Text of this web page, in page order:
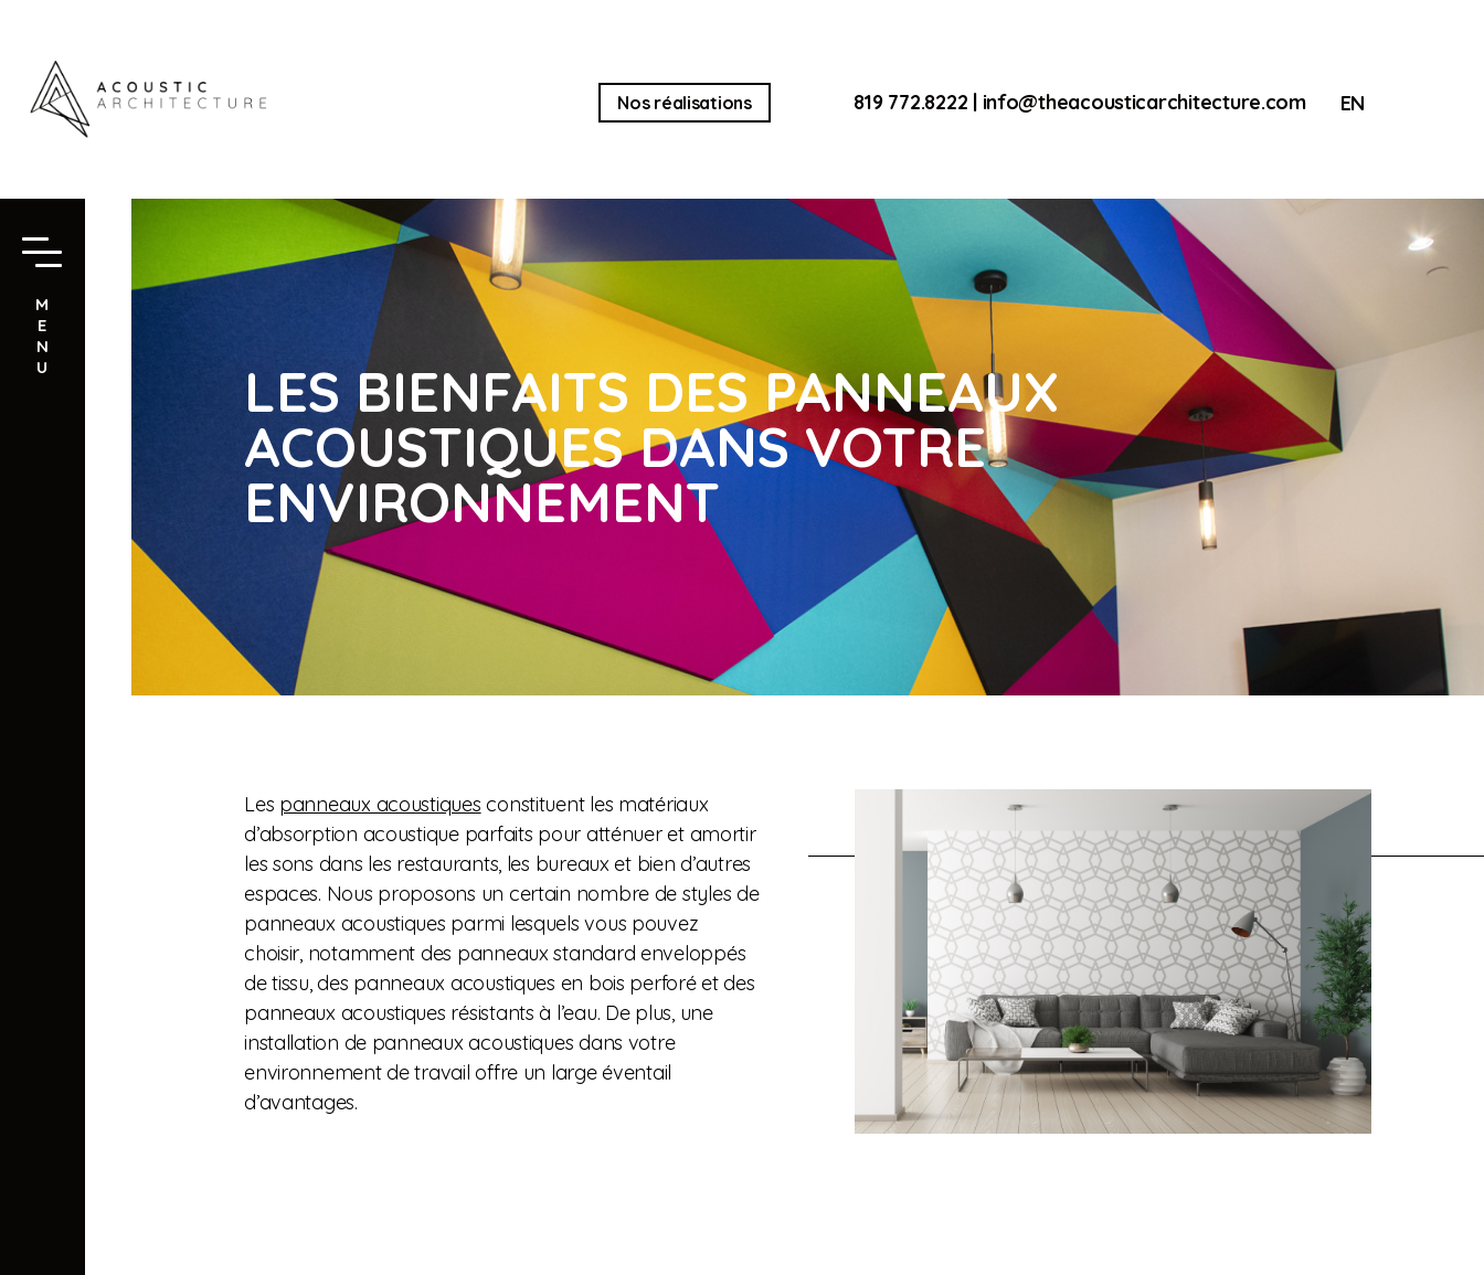
Nos réalisations 819 772.8222 | info@theacousticarchitecture.com EN
M
E
N
U
LES BIENFAITS DES PANNEAUX
ACOUSTIQUES DANS VOTRE
ENVIRONNEMENT
Les panneaux acoustiques constituent les matériaux
d’absorption acoustique parfaits pour atténuer et amortir
les sons dans les restaurants, les bureaux et bien d’autres
espaces. Nous proposons un certain nombre de styles de
panneaux acoustiques parmi lesquels vous pouvez
choisir, notamment des panneaux standard enveloppés
de tissu, des panneaux acoustiques en bois perforé et des
panneaux acoustiques résistants à l’eau. De plus, une
installation de panneaux acoustiques dans votre
environnement de travail offre un large éventail
d’avantages.